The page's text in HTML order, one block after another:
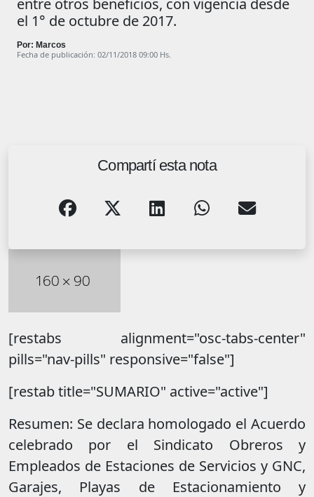
el 1° de octubre de 2017.
Por: Marcos
Fecha de publicación: 02/11/2018 09:00 Hs.
Compartí esta nota
[restabs alignment="osc-tabs-center"
pills="nav-pills" responsive="false"]
[restab title="SUMARIO" active="active"]
Resumen: Se declara homologado el Acuerdo
celebrado por el Sindicato Obreros y
Empleados de Estaciones de Servicios y GNC,
Garajes, Playas de Estacionamiento y